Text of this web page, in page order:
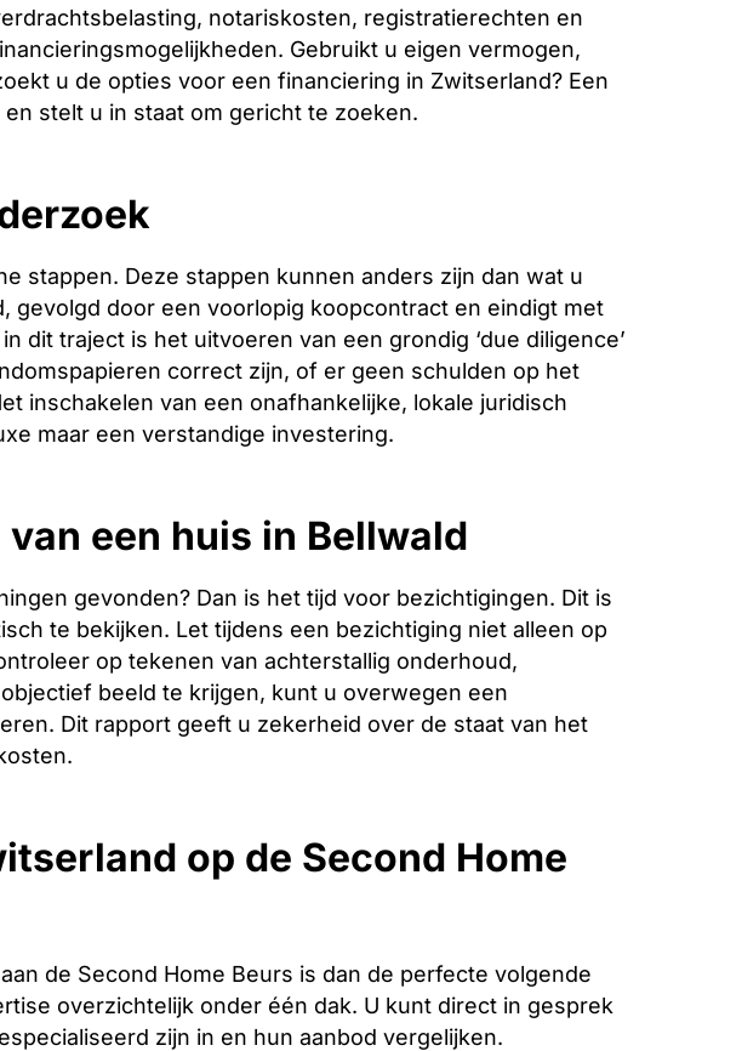
notariskosten, registratierechten en
Gebruikt u eigen vermogen,
u de opties voor een financiering in Zwitserland? Een
stelt u in staat om gericht te zoeken.
stappen. Deze stappen kunnen anders zijn dan wat u
gevolgd door een voorlopig koopcontract en eindigt met
dit traject is het uitvoeren van een grondig ‘due diligence’
correct zijn, of er geen schulden op het
inschakelen van een onafhankelijke, lokale juridisch
maar een verstandige investering.
een huis in Bellwald
gevonden? Dan is het tijd voor bezichtigingen. Dit is
te bekijken. Let tijdens een bezichtiging niet alleen op
op tekenen van achterstallig onderhoud,
beeld te krijgen, kunt u overwegen een
Dit rapport geeft u zekerheid over de staat van het
op de Second Home
de Second Home Beurs is dan de perfecte volgende
overzichtelijk onder één dak. U kunt direct in gesprek
zijn in en hun aanbod vergelijken.